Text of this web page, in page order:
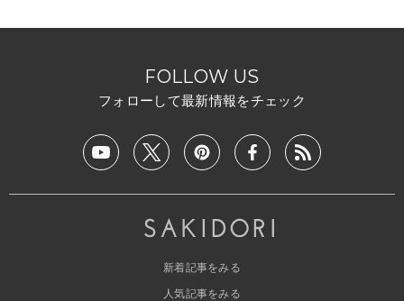
FOLLOW US
フォローして最新情報をチェック
新着記事をみる
人気記事をみる